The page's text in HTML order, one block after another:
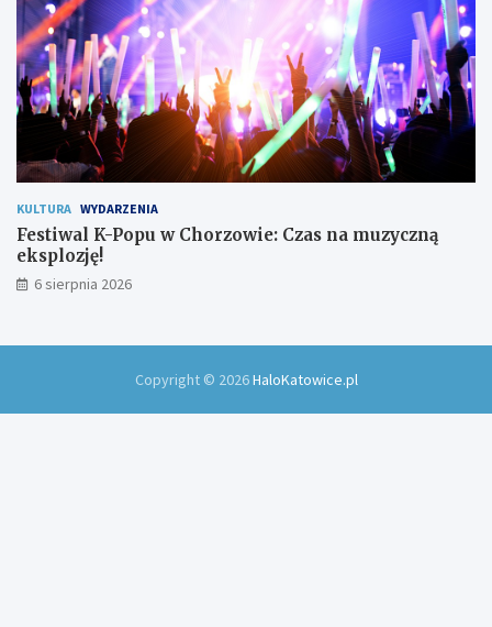
KULTURA WYDARZENIA
Festiwal K-Popu w Chorzowie: Czas na muzyczną
eksplozję!
6 sierpnia 2026
Copyright © 2026HaloKatowice.pl